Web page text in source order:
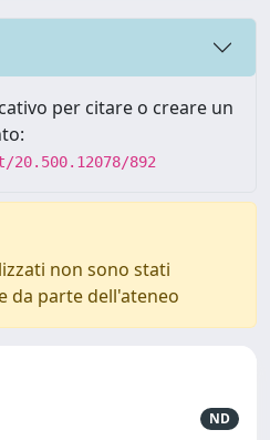
per citare o creare un
892
non sono stati
da parte dell'ateneo
ND